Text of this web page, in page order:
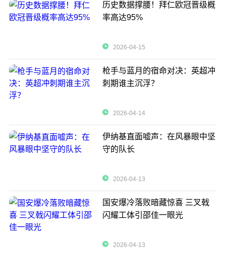
历史数据撑腰！拜仁欧冠晋级概
率高达95%
2026-04-15
枪手与蓝月的宿命对决：英超冲
刺期谁主沉浮？
2026-04-14
伊纳基直面嘘声：在风暴眼中坚
守的队长
2026-04-13
国安爆冷落败暗藏惊喜 三叉戟
闪耀工体引邵佳一眼光
2026-04-13